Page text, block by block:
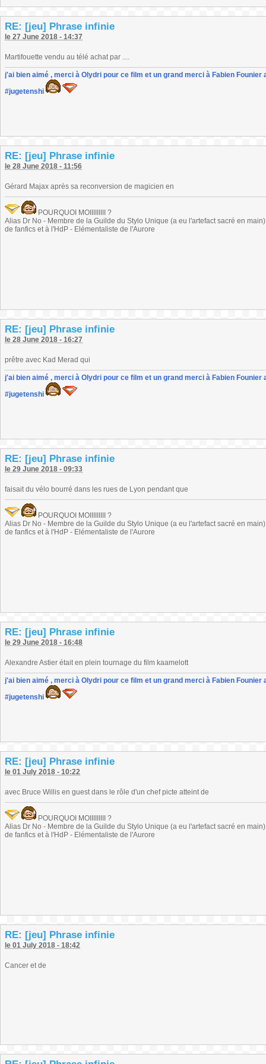
RE: [jeu] Phrase infinie
le 27 June 2018 - 14:37
Martifouette vendu au télé achat par ....
j'ai bien aimé , merci à Olydri pour ce film et un grand merci à Fabien
#jugetenshi
RE: [jeu] Phrase infinie
le 28 June 2018 - 11:56
Gérard Majax après sa reconversion de magicien en
POURQUOI MOIIIIIIIII ?
Alias Dr No - Membre de la Guilde du Stylo Unique (a eu l'artefact sacré en
de fanfics et à l'HdP - Elémentaliste de l'Aurore
RE: [jeu] Phrase infinie
le 28 June 2018 - 16:27
prêtre avec Kad Merad qui
j'ai bien aimé , merci à Olydri pour ce film et un grand merci à Fabien
#jugetenshi
RE: [jeu] Phrase infinie
le 29 June 2018 - 09:33
faisait du vélo bourré dans les rues de Lyon pendant que
POURQUOI MOIIIIIIIII ?
Alias Dr No - Membre de la Guilde du Stylo Unique (a eu l'artefact sacré en
de fanfics et à l'HdP - Elémentaliste de l'Aurore
RE: [jeu] Phrase infinie
le 29 June 2018 - 16:48
Alexandre Astier était en plein tournage du film kaamelott
j'ai bien aimé , merci à Olydri pour ce film et un grand merci à Fabien
#jugetenshi
RE: [jeu] Phrase infinie
le 01 July 2018 - 10:22
avec Bruce Willis en guest dans le rôle d'un chef picte atteint de
POURQUOI MOIIIIIIIII ?
Alias Dr No - Membre de la Guilde du Stylo Unique (a eu l'artefact sacré en
de fanfics et à l'HdP - Elémentaliste de l'Aurore
RE: [jeu] Phrase infinie
le 01 July 2018 - 18:42
Cancer et de